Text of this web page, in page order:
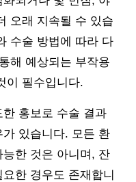
오래 지속될 수 있습
수술 방법에 따라 다
해 예상되는 부작용
이 필수입니다.
홍보로 수술 결과
있습니다. 모든 환
한 것은 아니며, 잔
한 경우도 존재합니